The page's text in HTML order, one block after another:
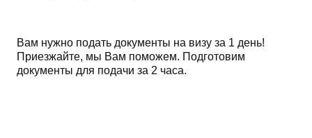
Вам нужно подать документы на визу за 1 день!
Приезжайте, мы Вам поможем. Подготовим
документы для подачи за 2 часа.